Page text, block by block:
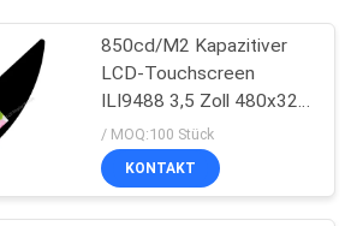
850cd/M2 Kapazitiver
LCD-Touchscreen
ILI9488 3,5 Zoll 480x320
Punkte
/ MOQ:100 Stück
KONTAKT